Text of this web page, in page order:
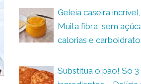
Geleia caseira
Muita fibra, sem
calorias e
Substitua o pão! Só 3